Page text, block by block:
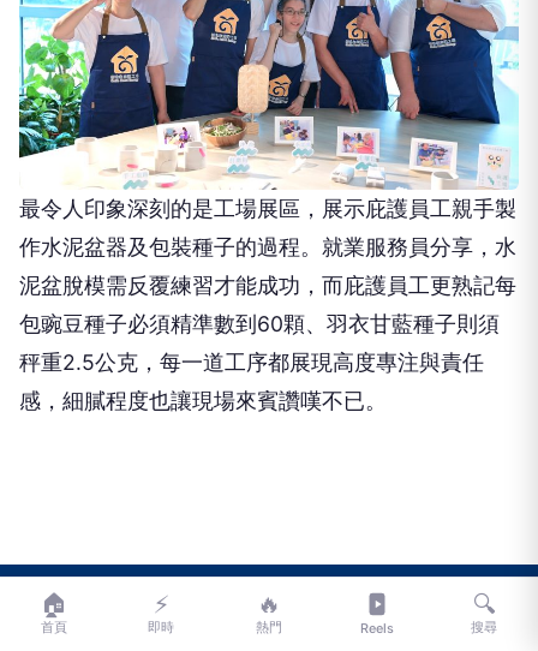
最令人印象深刻的是工場展區，展示庇護員工親手製
作水泥盆器及包裝種子的過程。就業服務員分享，水
泥盆脫模需反覆練習才能成功，而庇護員工更熟記每
包豌豆種子必須精準數到60顆、羽衣甘藍種子則須
秤重2.5公克，每一道工序都展現高度專注與責任
感，細膩程度也讓現場來賓讚嘆不已。
NEXT
新北庇護禮《安好植光》登場 療癒植栽兼具食用
🏠
首頁
⚡
即時
🔥
熱門 Reels
🔍
搜尋